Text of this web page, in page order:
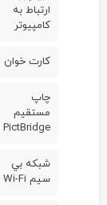
ارتباط به
کامپيوتر
کارت خوان
چاپ
مستقيم
PictBridge
شبکه بي
سيم Wi-Fi